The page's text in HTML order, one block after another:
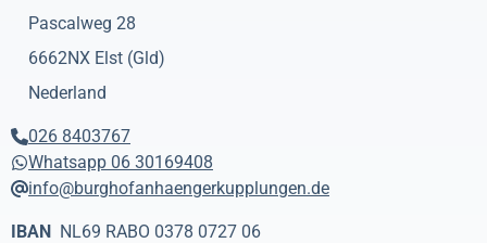
Pascalweg 28
6662NX Elst (Gld)
Nederland
026 8403767
Whatsapp 06 30169408
info@burghofanhaengerkupplungen.de
IBAN NL69 RABO 0378 0727 06